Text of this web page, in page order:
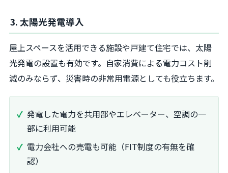
3. 太陽光発電導入
屋上スペースを活用できる施設や戸建て住宅では、太陽
光発電の設置も有効です。自家消費による電力コスト削
減のみならず、災害時の非常用電源としても役立ちます。
発電した電力を共用部やエレベーター、空調の一
部に利用可能
電力会社への売電も可能（FIT制度の有無を確
認）